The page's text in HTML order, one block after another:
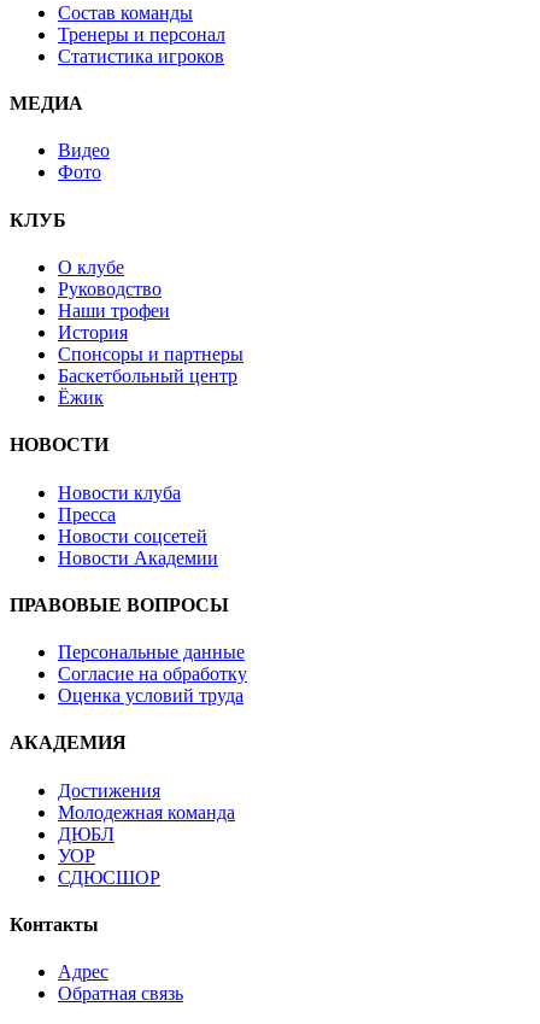
Состав команды
Тренеры и персонал
Статистика игроков
МЕДИА
Видео
Фото
КЛУБ
О клубе
Руководство
Наши трофеи
История
Спонсоры и партнеры
Баскетбольный центр
Ёжик
НОВОСТИ
Новости клуба
Пресса
Новости соцсетей
Новости Академии
ПРАВОВЫЕ ВОПРОСЫ
Персональные данные
Согласие на обработку
Оценка условий труда
АКАДЕМИЯ
Достижения
Молодежная команда
ДЮБЛ
УОР
СДЮСШОР
Контакты
Адрес
Обратная связь